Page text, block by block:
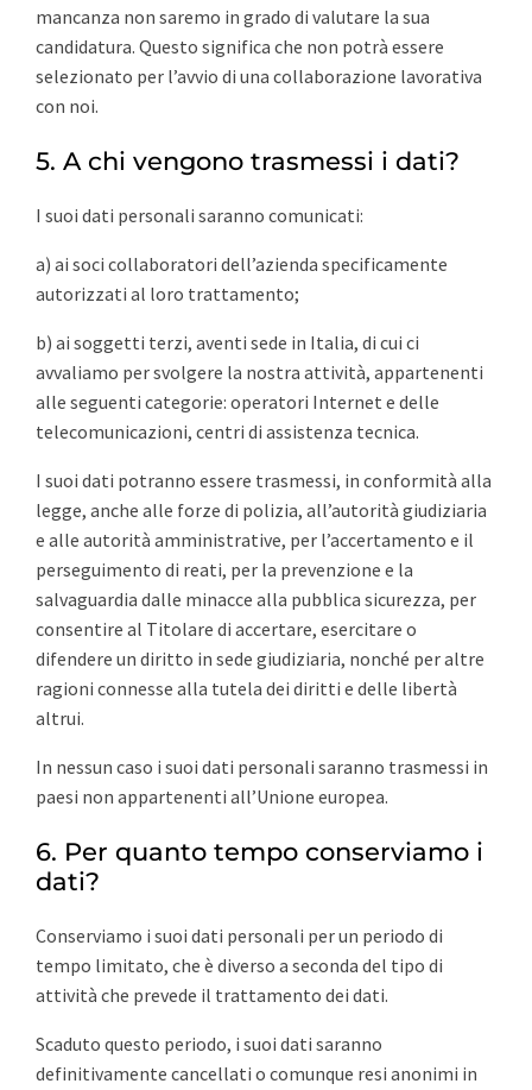
mancanza non saremo in grado di valutare la sua
candidatura. Questo significa che non potrà essere
selezionato per l’avvio di una collaborazione lavorativa
con noi.
5. A chi vengono trasmessi i dati?
I suoi dati personali saranno comunicati:
a) ai soci collaboratori dell’azienda specificamente
autorizzati al loro trattamento;
b) ai soggetti terzi, aventi sede in Italia, di cui ci
avvaliamo per svolgere la nostra attività, appartenenti
alle seguenti categorie: operatori Internet e delle
telecomunicazioni, centri di assistenza tecnica.
I suoi dati potranno essere trasmessi, in conformità alla
legge, anche alle forze di polizia, all’autorità giudiziaria
e alle autorità amministrative, per l’accertamento e il
perseguimento di reati, per la prevenzione e la
salvaguardia dalle minacce alla pubblica sicurezza, per
consentire al Titolare di accertare, esercitare o
difendere un diritto in sede giudiziaria, nonché per altre
ragioni connesse alla tutela dei diritti e delle libertà
altrui.
In nessun caso i suoi dati personali saranno trasmessi in
paesi non appartenenti all’Unione europea.
6. Per quanto tempo conserviamo i
dati?
Conserviamo i suoi dati personali per un periodo di
tempo limitato, che è diverso a seconda del tipo di
attività che prevede il trattamento dei dati.
Scaduto questo periodo, i suoi dati saranno
definitivamente cancellati o comunque resi anonimi in